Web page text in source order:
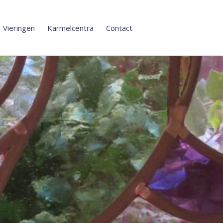
Vieringen Karmelcentra Contact